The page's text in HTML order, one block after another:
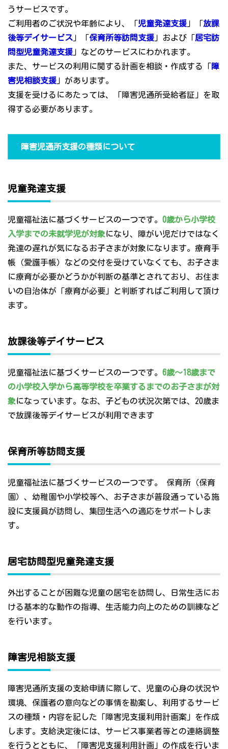
うサービスです。
ご利用者のご状況や年齢により、「児童発達支援 」「放課
後等デイサービス 」「保育所等訪問支援 」および「居宅訪
問型児童発達支援 」などのサービスにわかれます。
また、サービスの利用に関する計画を相談・作成する「障
害児相談支援 」があります。
支援を受けるにあたっては、「障害児通所受給者証」を取
得する必要があります。
障害児通所支援の種類について
児童発達支援
児童福祉法に基づくサービスの一つです。 0歳から小学校
入学までの未就学児が対象になり、障がい児だけではなく
発達の遅れが気になるお子さまが対象になります。療育手
帳（愛護手帳）などの交付を受けていなくても、お子さま
に療育が必要かどうかが判断の基準とされており、お住ま
いの自治体が「療育が必要」と判断すればご利用して頂け
ます。
放課後等デイサービス
児童福祉法に基づくサービスの一つです。 6歳～18歳まで
の小学校入学から高等学校を卒業するまでのお子さまが対
象になっています。なお、子どもの状況次第では、20歳ま
で放課後等デイサービスが利用できます
保育所等訪問支援
児童福祉法に基づくサービスの一つです。 保育所（保育
園）、幼稚園や小学校等へ、お子さまが普段通っている施
設に支援員が訪問し、集団生活への適応をサポートしま
す。
居宅訪問型児童発達支援
外出することが困難な児童の居宅を訪問し、日常生活にお
ける基本的な動作の指導、生活能力向上のための訓練など
を行います。
障害児相談支援
障害児通所支援の支給申請に際して、児童の心身の状況や
環境、保護者の意向などの事情を勘案し、利用するサービ
スの種類・内容を記した「障害児支援利用計画案」を作成
します。支給決定後には、サービス事業者等との連絡調整
を行うとともに、「障害児支援利用計画」の作成を行いま